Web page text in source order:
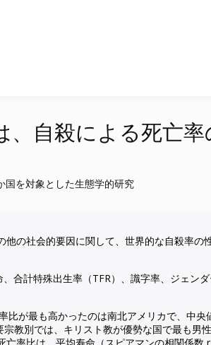
自殺による死亡率
国を対象とした生態学的研究
の社会的要因に関して、世界的な自殺率の
合計特殊出生率（TFR）、識字率、ジェン
が最も高かったのは南北アメリカで、中央
教別では、キリスト教が優勢な国で最も男